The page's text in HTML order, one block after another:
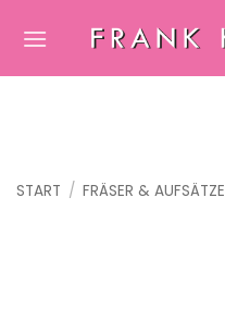
Inhalt
START / FRÄSER & AUFSÄTZE